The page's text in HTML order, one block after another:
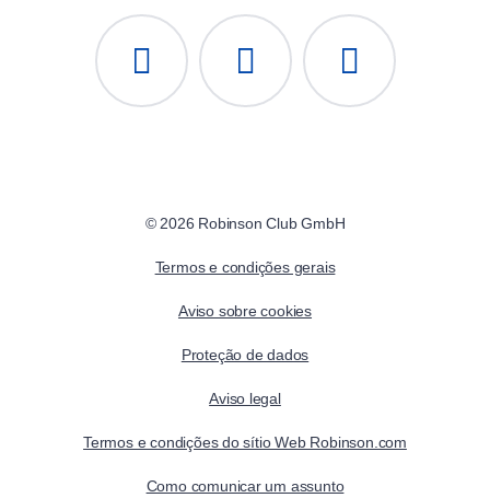
© 2026 Robinson Club GmbH
Termos e condições gerais
Aviso sobre cookies
Proteção de dados
Aviso legal
Termos e condições do sítio Web Robinson.com
Como comunicar um assunto